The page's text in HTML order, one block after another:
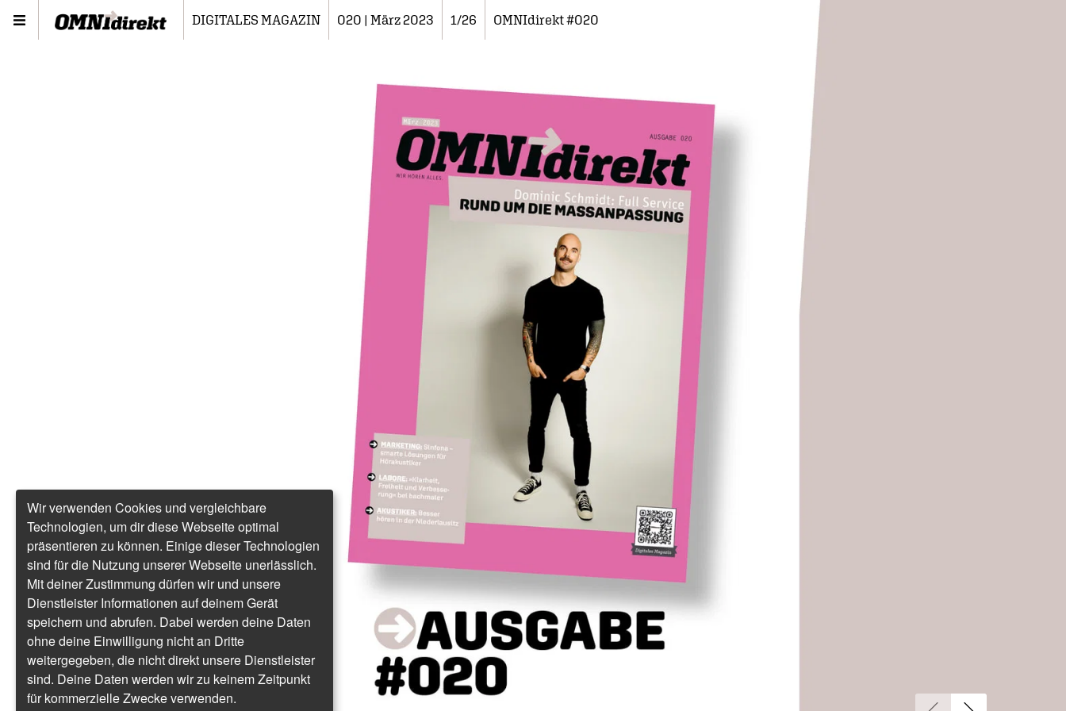
DIGITALES MAGAZIN 020 | März 2023 1/26 OMNIdirekt #020
Wir verwenden Cookies und vergleichbare
Technologien, um dir diese Webseite optimal
präsentieren zu können. Einige dieser Technologien
sind für die Nutzung unserer Webseite unerlässlich.
Mit deiner Zustimmung dürfen wir und unsere
Dienstleister Informationen auf deinem Gerät
speichern und abrufen. Dabei werden deine Daten
ohne deine Einwilligung nicht an Dritte
weitergegeben, die nicht direkt unsere Dienstleister
sind. Deine Daten werden wir zu keinem Zeitpunkt
für kommerzielle Zwecke verwenden.